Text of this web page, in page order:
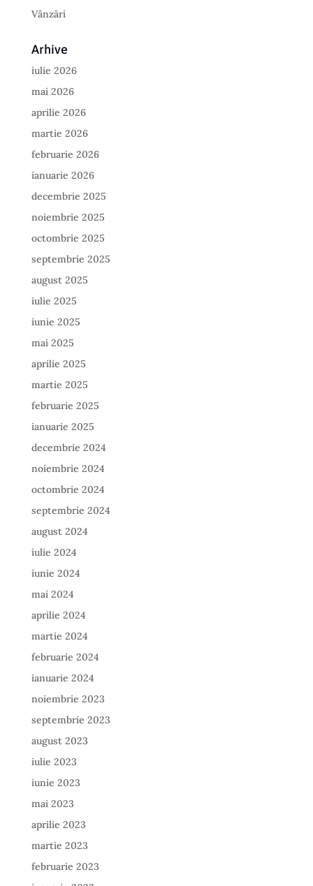
Vânzări
Arhive
iulie 2026
mai 2026
aprilie 2026
martie 2026
februarie 2026
ianuarie 2026
decembrie 2025
noiembrie 2025
octombrie 2025
septembrie 2025
august 2025
iulie 2025
iunie 2025
mai 2025
aprilie 2025
martie 2025
februarie 2025
ianuarie 2025
decembrie 2024
noiembrie 2024
octombrie 2024
septembrie 2024
august 2024
iulie 2024
iunie 2024
mai 2024
aprilie 2024
martie 2024
februarie 2024
ianuarie 2024
noiembrie 2023
septembrie 2023
august 2023
iulie 2023
iunie 2023
mai 2023
aprilie 2023
martie 2023
februarie 2023